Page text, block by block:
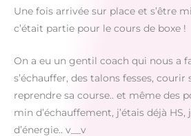
Une fois arrivée sur place et s’être
c’était partie pour le cours de boxe !
On a eu un gentil coach qui nous a
s’échauffer, des talons fesses, courir
reprendre sa course.. et même des
min d’échauffement, j’étais déjà HS,
d’énergie.. v__v